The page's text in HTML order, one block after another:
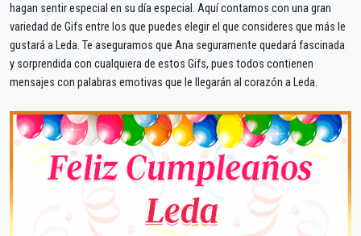
hagan sentir especial en su día especial. Aquí contamos con una gran
variedad de Gifs entre los que puedes elegir el que consideres que más le
gustará a Leda. Te aseguramos que Ana seguramente quedará fascinada
y sorprendida con cualquiera de estos Gifs, pues todos contienen
mensajes con palabras emotivas que le llegarán al corazón a Leda.